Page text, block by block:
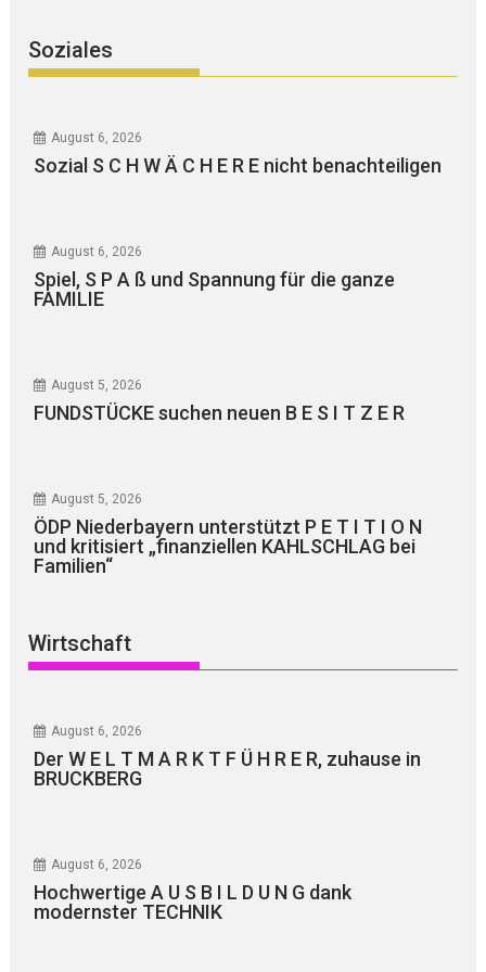
Soziales
August 6, 2026
Sozial S C H W Ä C H E R E nicht benachteiligen
August 6, 2026
Spiel, S P A ß und Spannung für die ganze
FAMILIE
August 5, 2026
FUNDSTÜCKE suchen neuen B E S I T Z E R
August 5, 2026
ÖDP Niederbayern unterstützt P E T I T I O N
und kritisiert „finanziellen KAHLSCHLAG bei
Familien“
Wirtschaft
August 6, 2026
Der W E L T M A R K T F Ü H R E R, zuhause in
BRUCKBERG
August 6, 2026
Hochwertige A U S B I L D U N G dank
modernster TECHNIK